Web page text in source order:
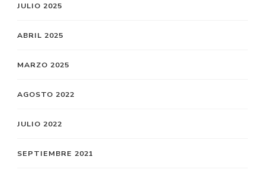
JULIO 2025
ABRIL 2025
MARZO 2025
AGOSTO 2022
JULIO 2022
SEPTIEMBRE 2021